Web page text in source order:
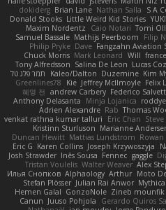
dokiderg Brian Lane Nathan Salla S A
Donald Stooks Little Weird Kid Stories
Maxim Nordentz
Caio Notari Tomi
Samuel Bassale Mathijs Peerboom Filip
Philip Pryke Dave Fangzahn Aviation
Chuck Morris Mark Leonard Will
Tony Alfredsson Salina De Leon Lucas
תמר פלג טל
Kaleo/Dalton Duzemine Kim
Greenlines78
Kie Jeffrey McIlmoyle Felix
혜영 전 andrew Carbery Federico
Anthony Delasanta
Minja Lojanica roddye
Adrien Alexandre Rab Thomas
venkat rathna kumar talluri
Eric Chan
Kristinn Sturluson Marianne
Duncan Hewitt Mattias Lundstrom Rowan
Eric G Karen Collins Joseph Krzywoszyja
Josh Strawder Inês Sousa Fennec gaggle
Tristan Voulelis Walter Weaver Alex
Илья Снопков Alphaology Arthur Moto
Stefan Plösser Julian Rai Anwor
Hemen Galal GonzoNole Zineb mounfik
Canun Juuso Pohjola Gerardo Quiros